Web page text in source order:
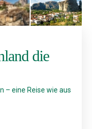
die
– eine Reise wie aus